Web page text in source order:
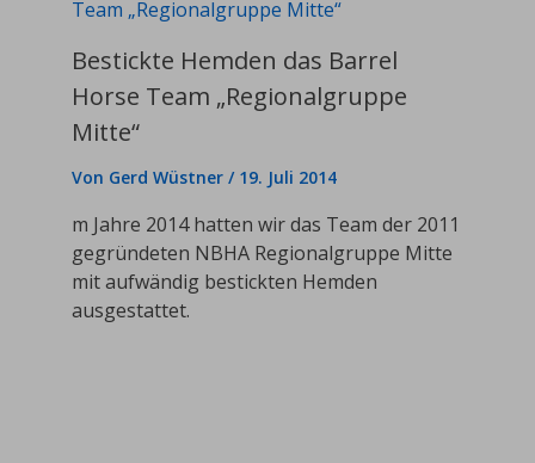
Bestickte Hemden das Barrel
Horse Team „Regionalgruppe
Mitte“
Von Gerd Wüstner / 19. Juli 2014
m Jahre 2014 hatten wir das Team der 2011
gegründeten NBHA Regionalgruppe Mitte
mit aufwändig bestickten Hemden
ausgestattet.